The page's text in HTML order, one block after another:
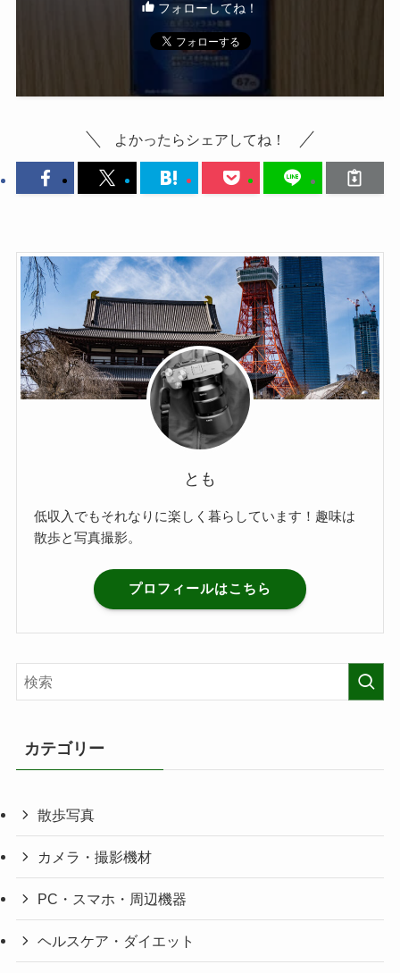
フォローしてね！
よかったらシェアしてね！
とも
低収入でもそれなりに楽しく暮らしています！趣味は
散歩と写真撮影。
プロフィールはこちら
カテゴリー
散歩写真
カメラ・撮影機材
PC・スマホ・周辺機器
ヘルスケア・ダイエット